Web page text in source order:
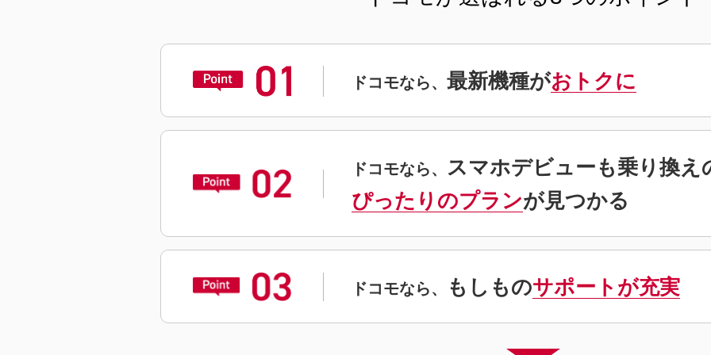
ドコモなら、 最新機種がおトクに
ドコモなら、 スマホデビューも乗り換え
ぴったりのプランが見つかる
ドコモなら、 もしものサポートが充実